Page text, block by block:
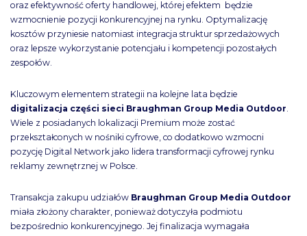
oraz efektywność oferty handlowej, której efektem będzie
wzmocnienie pozycji konkurencyjnej na rynku. Optymalizację
kosztów przyniesie natomiast integracja struktur sprzedażowych
oraz lepsze wykorzystanie potencjału i kompetencji pozostałych
zespołów.
Kluczowym elementem strategii na kolejne lata będzie
digitalizacja części sieci Braughman Group Media Outdoor
Wiele z posiadanych lokalizacji Premium może zostać
przekształconych w nośniki cyfrowe, co dodatkowo wzmocni
pozycję Digital Network jako lidera transformacji cyfrowej rynku
reklamy zewnętrznej w Polsce.
Transakcja zakupu udziałów Braughman Group Media Outdoor
miała złożony charakter, ponieważ dotyczyła podmiotu
bezpośrednio konkurencyjnego. Jej finalizacja wymagała